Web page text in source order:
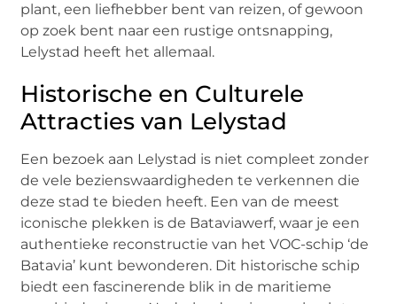
plant, een liefhebber bent van reizen, of gewoon
op zoek bent naar een rustige ontsnapping,
Lelystad heeft het allemaal.
Historische en Culturele
Attracties van Lelystad
Een bezoek aan Lelystad is niet compleet zonder
de vele bezienswaardigheden te verkennen die
deze stad te bieden heeft. Een van de meest
iconische plekken is de Bataviawerf, waar je een
authentieke reconstructie van het VOC-schip ‘de
Batavia’ kunt bewonderen. Dit historische schip
biedt een fascinerende blik in de maritieme